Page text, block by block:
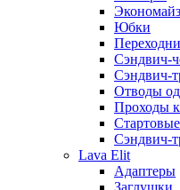
Юбки
Сэндвич-
Сэндвич-
Отводы
Проходы
Сэндвич-
Lava Elit
Адаптеры
Заглушки